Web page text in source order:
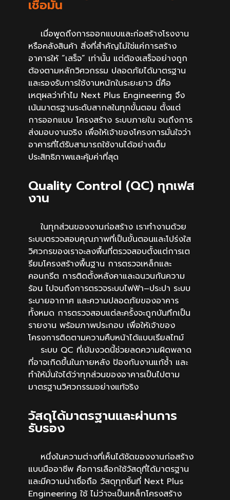
เชื่อมั่น
เมื่อพูดถึงการออกแบบและก่อสร้างโรงงาน
หรือคลังสินค้า สิ่งที่สำคัญไม่ใช่แค่การสร้าง
อาคารให้ “เสร็จ” เท่านั้น แต่ต้องเสร็จอย่างถูก
ต้องตามหลักวิศวกรรม ปลอดภัยได้มาตรฐาน
และรองรับการใช้งานหนักในระยะยาว นี่คือ
เหตุผลว่าทำไม Next Plus Engineering จึง
เน้นมาตรฐานระดับสากลในทุกขั้นตอน ตั้งแต่
การออกแบบ โครงสร้าง ระบบภายใน จนถึงการ
ส่งมอบงานจริง เพื่อให้เจ้าของโครงการมั่นใจว่า
อาคารที่ได้รับสามารถใช้งานได้อย่างเต็ม
ประสิทธิภาพและคุ้มค่าที่สุด
Quality Control (QC) ทุกเฟส
งาน
ในทุกส่วนของงานก่อสร้าง เราทำงานด้วย
ระบบตรวจสอบคุณภาพที่เป็นขั้นตอนและโปร่งใส
วิศวกรของเราจะลงพื้นที่ตรวจสอบตั้งแต่การเต
รียมโครงสร้างพื้นฐาน การตรวจเหล็กและ
คอนกรีต การติดตั้งหลังคาและฉนวนกันความ
ร้อน ไปจนถึงการตรวจระบบไฟฟ้า–ประปา ระบบ
ระบายอากาศ และความปลอดภัยของอาคาร
ทั้งหมด การตรวจสอบแต่ละครั้งจะถูกบันทึกเป็น
รายงาน พร้อมภาพประกอบ เพื่อให้เจ้าของ
โครงการติดตามความคืบหน้าได้แบบเรียลไทม์
ระบบ QC ที่เข้มงวดนี้ช่วยลดความผิดพลาด
ที่อาจเกิดขึ้นในภายหลัง ป้องกันงานแก้ซ้ำ และ
ทำให้มั่นใจได้ว่าทุกส่วนของอาคารเป็นไปตาม
มาตรฐานวิศวกรรมอย่างแท้จริง
วัสดุได้มาตรฐานและผ่านการ
รับรอง
หนึ่งในความต่างที่เห็นได้ชัดของงานก่อสร้าง
แบบมืออาชีพ คือการเลือกใช้วัสดุที่ได้มาตรฐาน
และมีความน่าเชื่อถือ วัสดุทุกชิ้นที่ Next Plus
Engineering ใช้ ไม่ว่าจะเป็นเหล็กโครงสร้าง